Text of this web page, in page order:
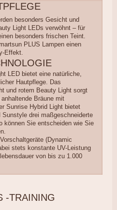
besonders Gesicht und
Light LEDs verwöhnt – für
besonders frischen Teint.
PLUS Lampen einen
Effekt.
LED bietet eine natürliche,
Hautpflege. Das
und rotem Beauty Light sorgt
Bräune mit
Sunrise Hybrid Light bietet
drei maßgeschneiderte
können Sie entscheiden wie Sie
(Dynamic
stets konstante UV-Leistung
von bis zu 1.000
-TRAINING